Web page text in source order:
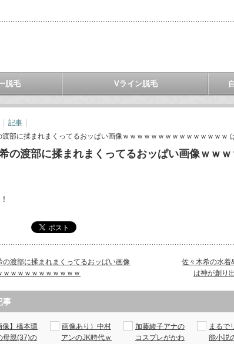
脱毛 Vライン脱毛
記事
渡部に揉まれまくってるおッぱい画像ｗｗｗｗｗｗｗｗｗｗｗｗｗｗｗ
の渡部に揉まれまくってるおッぱい画像ｗｗ
の渡部に揉まれまくってるおッぱい画像
ｗｗｗｗｗｗｗｗｗｗｗ
佐々木希の水着
は神が創り
事
像】橋本環
母親(37)の
画像あり）中村
アンのJK時代ｗ
加藤綾子アナの
コスプレがかわ
まるで
能小説